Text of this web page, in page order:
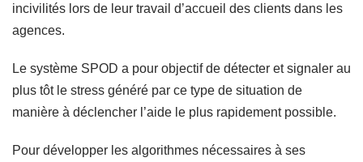
incivilités lors de leur travail d’accueil des clients dans les
agences.
Le système SPOD a pour objectif de détecter et signaler au
plus tôt le stress généré par ce type de situation de
manière à déclencher l’aide le plus rapidement possible.
Pour développer les algorithmes nécessaires à ses